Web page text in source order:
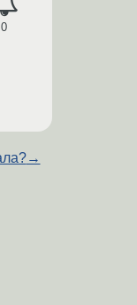
0
→